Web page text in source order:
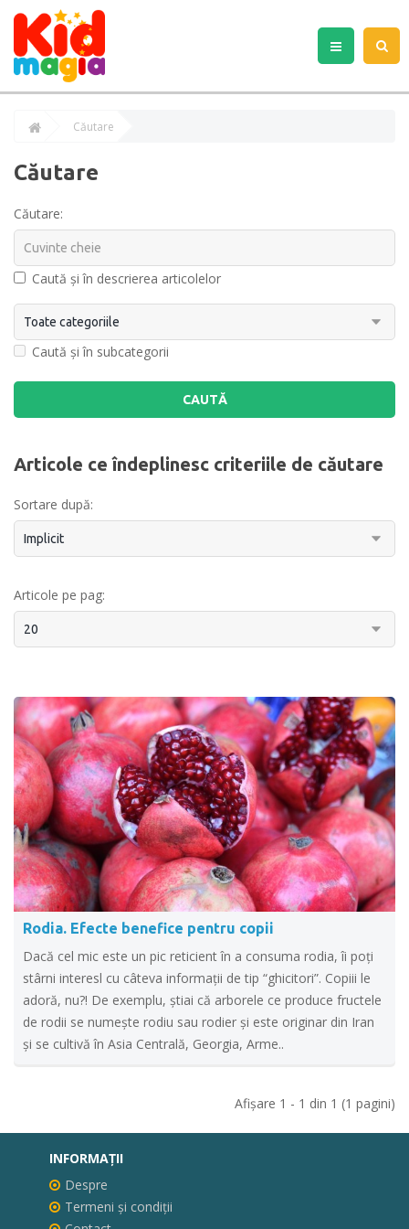
Căutare
Căutare
Căutare:
Caută și în descrierea articolelor
Caută și în subcategorii
Articole ce îndeplinesc criteriile de căutare
Sortare după:
Articole pe pag:
Rodia. Efecte benefice pentru copii
Dacă cel mic este un pic reticient în a consuma rodia, îi poți
stârni interesl cu câteva informații de tip “ghicitori”. Copiii le
adoră, nu?! De exemplu, știai că arborele ce produce fructele
de rodii se numește rodiu sau rodier și este originar din Iran
și se cultivă în Asia Centrală, Georgia, Arme..
Afişare 1 - 1 din 1 (1 pagini)
INFORMAŢII
Despre
Termeni și condiții